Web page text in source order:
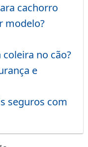
cachorro
modelo?
no cão?
e
seguros com